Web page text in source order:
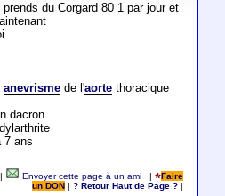
du Corgard 80 1 par jour et
anevrismede l'aortethoracique
dacron
7 ans
Envoyer cette page à un ami |
Faire
un DON
|? Retour Haut de Page ?